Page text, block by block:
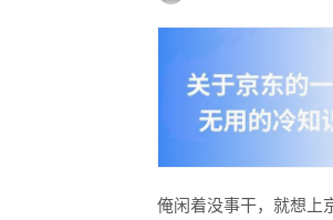
俺闲着没事干，就想上